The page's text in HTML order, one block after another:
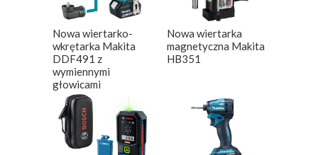
Nowa wiertarko-
wkrętarka Makita
DDF491 z
wymiennymi
głowicami
Nowa wiertarka
magnetyczna Makita
HB351